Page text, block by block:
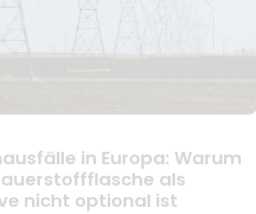
in Europa: Warum
als
nicht optional ist